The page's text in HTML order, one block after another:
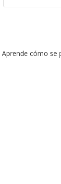
tu
electrónico
Aprende cómo se